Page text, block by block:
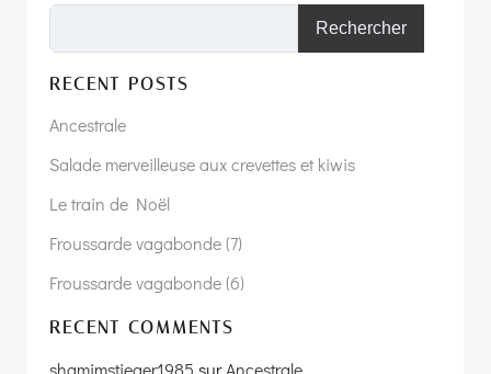
Rechercher
RECENT POSTS
Ancestrale
Salade merveilleuse aux crevettes et kiwis
Le train de Noël
Froussarde vagabonde (7)
Froussarde vagabonde (6)
RECENT COMMENTS
shamimstieger1985 surAncestrale